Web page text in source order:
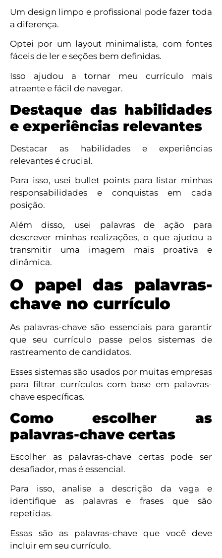
Um design limpo e profissional pode fazer toda
a diferença.
Optei por um layout minimalista, com fontes
fáceis de ler e seções bem definidas.
Isso ajudou a tornar meu currículo mais
atraente e fácil de navegar.
Destaque das habilidades
e experiências relevantes
Destacar as habilidades e experiências
relevantes é crucial.
Para isso, usei bullet points para listar minhas
responsabilidades e conquistas em cada
posição.
Além disso, usei palavras de ação para
descrever minhas realizações, o que ajudou a
transmitir uma imagem mais proativa e
dinâmica.
O papel das palavras-
chave no currículo
As palavras-chave são essenciais para garantir
que seu currículo passe pelos sistemas de
rastreamento de candidatos.
Esses sistemas são usados por muitas empresas
para filtrar currículos com base em palavras-
chave específicas.
Como escolher as
palavras-chave certas
Escolher as palavras-chave certas pode ser
desafiador, mas é essencial.
Para isso, analise a descrição da vaga e
identifique as palavras e frases que são
repetidas.
Essas são as palavras-chave que você deve
incluir em seu currículo.